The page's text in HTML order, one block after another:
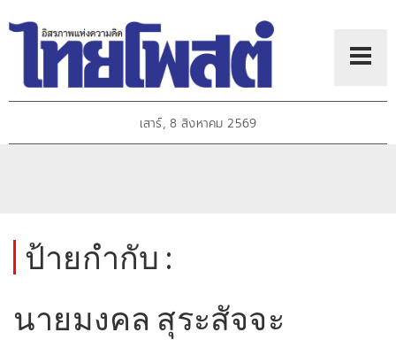
เสาร์, 8 สิงหาคม 2569
ป้ายกำกับ :
นายมงคล สุระสัจจะ